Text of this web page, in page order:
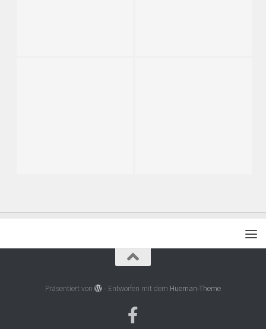
Präsentiert von - Entworfen mit dem Hueman-Theme